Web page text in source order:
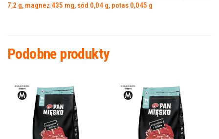
7,2 g, magnez 435 mg, sód 0,04 g, potas 0,045 g
Podobne produkty